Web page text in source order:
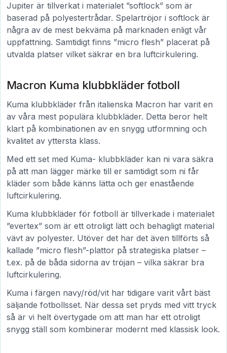
Jupiter är tillverkat i materialet ”softlock” som är
baserad på polyestertrådar. Spelartröjor i softlock är
några av de mest bekväma på marknaden enligt vår
uppfattning. Samtidigt finns ”micro flesh” placerat på
utvalda platser vilket säkrar en bra luftcirkulering.
Macron Kuma klubbkläder fotboll
Kuma klubbkläder från italienska Macron har varit en
av våra mest populära klubbkläder. Detta beror helt
klart på kombinationen av en snygg utformning och
kvalitet av yttersta klass.
Med ett set med Kuma- klubbkläder kan ni vara säkra
på att man lägger märke till er samtidigt som ni får
kläder som både känns lätta och ger enastående
luftcirkulering.
Kuma klubbkläder för fotboll är tillverkade i materialet
”evertex” som är ett otroligt lätt och behagligt material
vävt av polyester. Utöver det har det även tillförts så
kallade ”micro flesh”-plattor på strategiska platser –
t.ex. på de båda sidorna av tröjan – vilka säkrar bra
luftcirkulering.
Kuma i färgen navy/röd/vit har tidigare varit vårt bäst
säljande fotbollsset. När dessa set pryds med vitt tryck
så är vi helt övertygade om att man har ett otroligt
snygg ställ som kombinerar modernt med klassisk look.